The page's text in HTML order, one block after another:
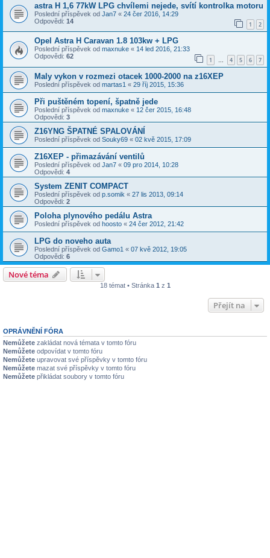
astra H 1,6 77kW LPG chvílemi nejede, svítí kontrolka motoru
Poslední příspěvek od Jan7 « 24 čer 2016, 14:29
Odpovědi: 14 1 2
Opel Astra H Caravan 1.8 103kw + LPG
Poslední příspěvek od maxnuke « 14 led 2016, 21:33
Odpovědi: 62 1 … 4 5 6 7
Maly vykon v rozmezi otacek 1000-2000 na z16XEP
Poslední příspěvek od martas1 « 29 říj 2015, 15:36
Při puštěném topení, špatně jede
Poslední příspěvek od maxnuke « 12 čer 2015, 16:48
Odpovědi: 3
Z16YNG ŠPATNÉ SPALOVÁNÍ
Poslední příspěvek od Souky69 « 02 kvě 2015, 17:09
Z16XEP - přimazávání ventilů
Poslední příspěvek od Jan7 « 09 pro 2014, 10:28
Odpovědi: 4
System ZENIT COMPACT
Poslední příspěvek od p.somik « 27 lis 2013, 09:14
Odpovědi: 2
Poloha plynového pedálu Astra
Poslední příspěvek od hoosto « 24 čer 2012, 21:42
LPG do noveho auta
Poslední příspěvek od Gamo1 « 07 kvě 2012, 19:05
Odpovědi: 6
Nové téma
18 témat • Stránka 1 z 1
Přejít na
OPRÁVNĚNÍ FÓRA
Nemůžete zakládat nová témata v tomto fóru
Nemůžete odpovídat v tomto fóru
Nemůžete upravovat své příspěvky v tomto fóru
Nemůžete mazat své příspěvky v tomto fóru
Nemůžete přikládat soubory v tomto fóru